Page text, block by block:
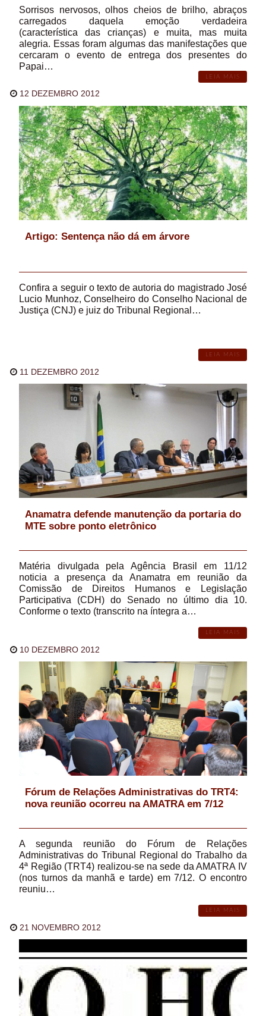
Sorrisos nervosos, olhos cheios de brilho, abraços
carregados daquela emoção verdadeira
(característica das crianças) e muita, mas muita
alegria. Essas foram algumas das manifestações que
cercaram o evento de entrega dos presentes do
Papai…
LEIA MAIS
12 DEZEMBRO 2012
Artigo: Sentença não dá em árvore
Confira a seguir o texto de autoria do magistrado José
Lucio Munhoz, Conselheiro do Conselho Nacional de
Justiça (CNJ) e juiz do Tribunal Regional…
LEIA MAIS
11 DEZEMBRO 2012
Anamatra defende manutenção da portaria do
MTE sobre ponto eletrônico
Matéria divulgada pela Agência Brasil em 11/12
noticia a presença da Anamatra em reunião da
Comissão de Direitos Humanos e Legislação
Participativa (CDH) do Senado no último dia 10.
Conforme o texto (transcrito na íntegra a…
LEIA MAIS
10 DEZEMBRO 2012
Fórum de Relações Administrativas do TRT4:
nova reunião ocorreu na AMATRA em 7/12
A segunda reunião do Fórum de Relações
Administrativas do Tribunal Regional do Trabalho da
4ª Região (TRT4) realizou-se na sede da AMATRA IV
(nos turnos da manhã e tarde) em 7/12. O encontro
reuniu…
LEIA MAIS
21 NOVEMBRO 2012